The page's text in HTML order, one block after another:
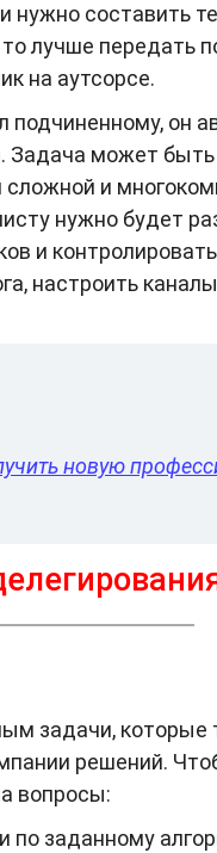
нужно составить
лучше передать
на аутсорсе.
подчиненному, он
может
сложной и
нужно будет
и
настроить
новую
задачи, которые
решений.
вопросы:
по заданному